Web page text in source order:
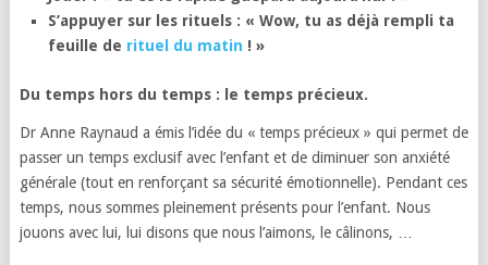
S’appuyer sur les rituels : « Wow, tu as déjà rempli ta
feuille de rituel du matin ! »
Du temps hors du temps : le temps précieux.
Dr Anne Raynaud a émis l’idée du « temps précieux » qui permet de
passer un temps exclusif avec l’enfant et de diminuer son anxiété
générale (tout en renforçant sa sécurité émotionnelle). Pendant ces
temps, nous sommes pleinement présents pour l’enfant. Nous
jouons avec lui, lui disons que nous l’aimons, le câlinons, …